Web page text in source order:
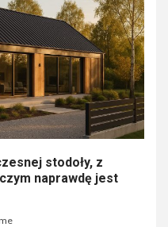
stodoły, z
naprawdę jest